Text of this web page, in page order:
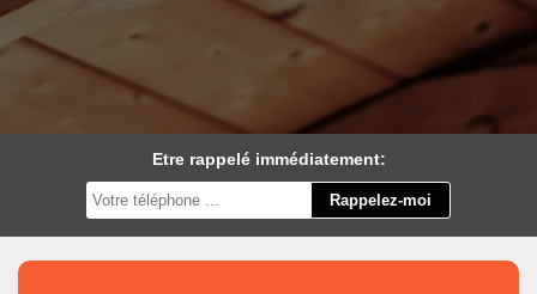
Etre rappelé immédiatement: